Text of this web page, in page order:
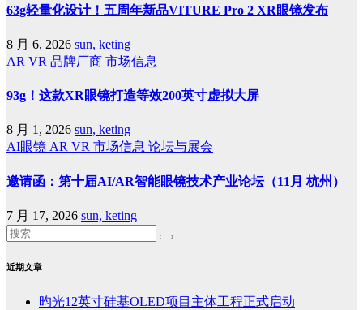
63g轻量化设计！五周年新品VITURE Pro 2 XR眼镜发布
8 月 6, 2026 sun, keting
AR VR 品牌厂商 市场信息
93g！这款XR眼镜打造等效200英寸虚拟大屏
8 月 1, 2026 sun, keting
AI眼镜 AR VR 市场信息 论坛与展会
邀请函：第十届AI/AR智能眼镜技术产业论坛（11月 杭州）
7 月 17, 2026 sun, keting
近期文章
昀光12英寸硅基OLED项目主体工程正式启动